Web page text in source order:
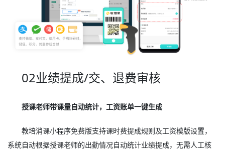
02业绩提成/交、退费审核
授课老师带课量自动统计，工资账单一键生成
教培消课小程序免费版支持课时费提成规则及工资模版设置，
系统自动根据授课老师的出勤情况自动统计业绩提成，无需人工核